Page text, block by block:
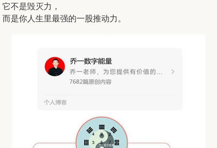
它不是毁灭力，
而是你人生里最强的一股推动力。